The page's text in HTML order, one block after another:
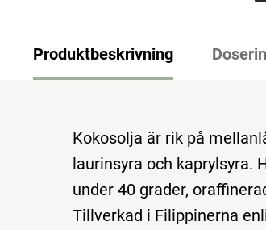
Produktbeskrivning
Kokosolja är rik på
laurinsyra och kaprylsyra.
under 40 grader,
Tillverkad i Filippinerna